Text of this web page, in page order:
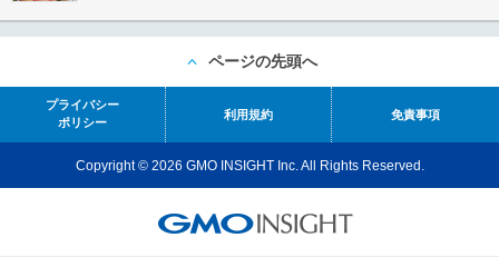
ページの先頭へ
プライバシー
ポリシー
利用規約 免責事項
Copyright © 2026 GMO INSIGHT Inc. All Rights Reserved.